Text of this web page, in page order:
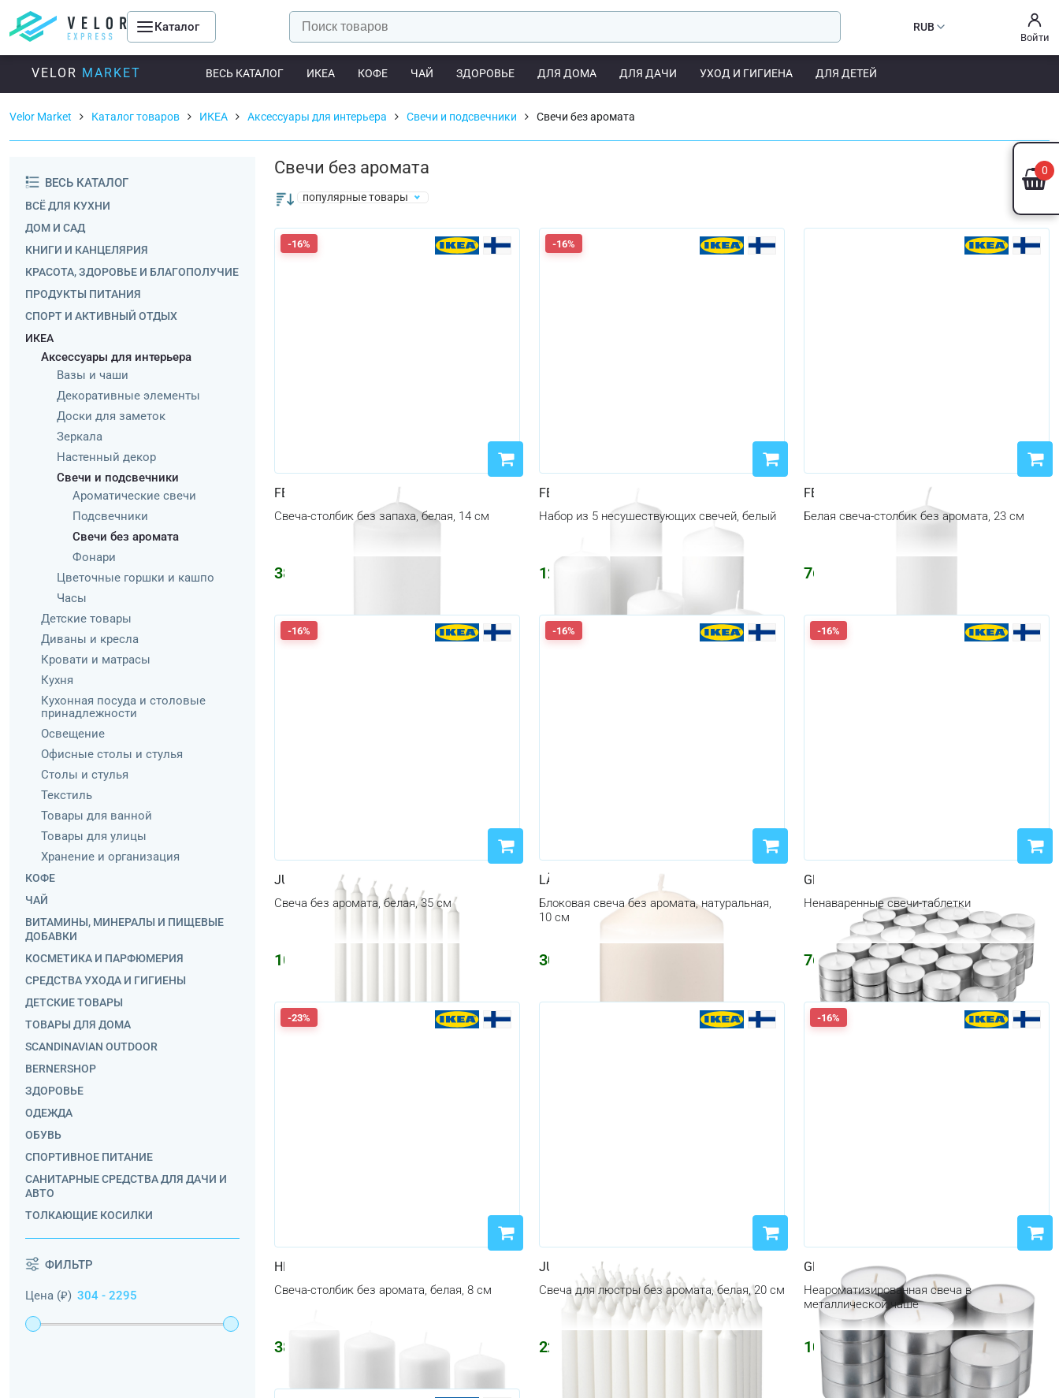
Каталог RUB
Войти
VELOR MARKET ВЕСЬ КАТАЛОГ ИКЕА КОФЕ ЧАЙ ЗДОРОВЬЕ ДЛЯ ДОМА ДЛЯ ДАЧИ УХОД И ГИГИЕНА ДЛЯ ДЕТЕЙ
Velor Market Каталог товаров ИКЕА Аксессуары для интерьера Свечи и подсвечники Свечи без аромата
ВЕСЬ КАТАЛОГ
ВСЁ ДЛЯ КУХНИ
ДОМ И САД
КНИГИ И КАНЦЕЛЯРИЯ
КРАСОТА, ЗДОРОВЬЕ И БЛАГОПОЛУЧИЕ
ПРОДУКТЫ ПИТАНИЯ
СПОРТ И АКТИВНЫЙ ОТДЫХ
ИКЕА
Аксессуары для интерьера
Вазы и чаши
Декоративные элементы
Доски для заметок
Зеркала
Настенный декор
Свечи и подсвечники
Ароматические свечи
Подсвечники
Свечи без аромата
Фонари
Цветочные горшки и кашпо
Часы
Детские товары
Диваны и кресла
Кровати и матрасы
Кухня
Кухонная посуда и столовые
принадлежности
Освещение
Офисные столы и стулья
Столы и стулья
Текстиль
Товары для ванной
Товары для улицы
Хранение и организация
КОФЕ
ЧАЙ
ВИТАМИНЫ, МИНЕРАЛЫ И ПИЩЕВЫЕ
ДОБАВКИ
КОСМЕТИКА И ПАРФЮМЕРИЯ
СРЕДСТВА УХОДА И ГИГИЕНЫ
ДЕТСКИЕ ТОВАРЫ
ТОВАРЫ ДЛЯ ДОМА
SCANDINAVIAN OUTDOOR
BERNERSHOP
ЗДОРОВЬЕ
ОДЕЖДА
ОБУВЬ
СПОРТИВНОЕ ПИТАНИЕ
САНИТАРНЫЕ СРЕДСТВА ДЛЯ ДАЧИ И
АВТО
ТОЛКАЮЩИЕ КОСИЛКИ
ФИЛЬТР
Цена (₽)
Свечи без аромата
популярные товары
-16%
FENOMEN
Свеча-столбик без запаха, белая, 14 см
381
-16%
FENOMEN
Набор из 5 несушествующих свечей, белый
1223
FENOMEN
Белая свеча-столбик без аромата, 23 см
764
-16%
JUBLA
Свеча без аромата, белая, 35 см
1070
-16%
LÄTTNAD
Блоковая свеча без аромата, натуральная,
10 см
304
-16%
GLIMMA
Ненаваренные свечи-таблетки
764 ₽ 912₽
-23%
HEMSJÖ
Свеча-столбик без аромата, белая, 8 см
381
JUBLA
Свеча для люстры без аромата, белая, 20 см
2295
-16%
GLIMMA
Неароматизированная свеча в
металлической чаше
1070 ₽ ₽
0